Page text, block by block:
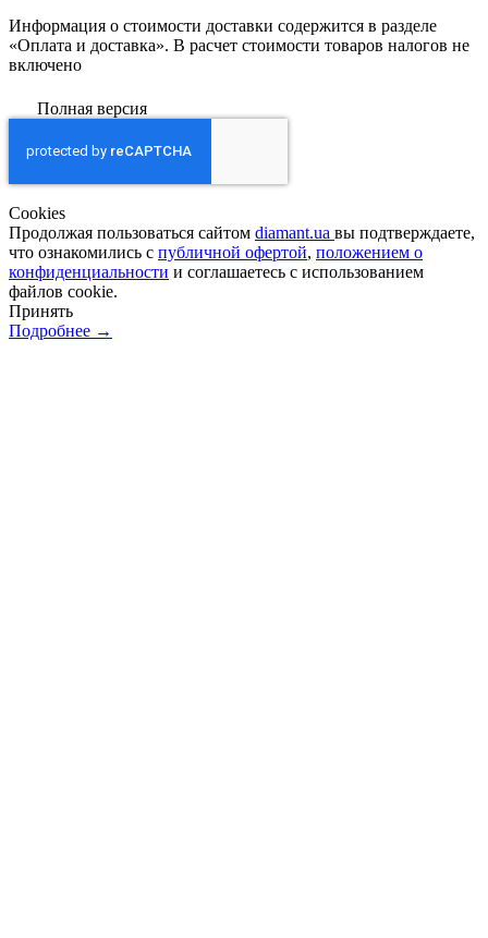
Информация о стоимости доставки содержится в разделе
«Оплата и доставка». В расчет стоимости товаров налогов не
включено
Полная версия
Сookies
Продолжая пользоваться сайтом diamant.ua вы подтверждаете,
что ознакомились с публичной офертой, положением о
конфиденциальности и соглашаетесь с использованием
файлов cookie.
Принять
Подробнее →